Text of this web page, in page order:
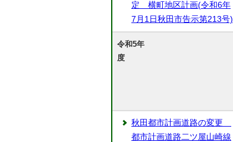
定 横町地区計画(令和6年
7月1日秋田市告示第213号)
令和5年
度
秋田都市計画道路の変更
都市計画道路二ツ屋山崎線